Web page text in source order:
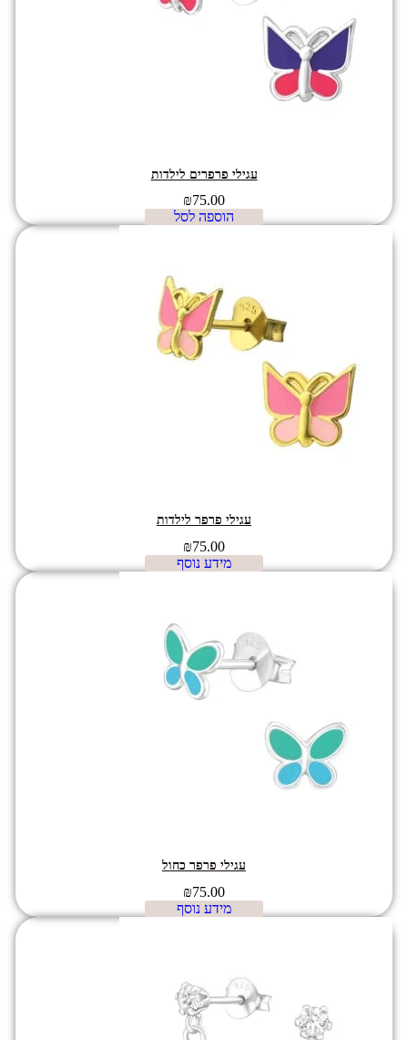
עגילי פרפרים לילדות
₪75.00
הוספה לסל
עגילי פרפר לילדות
₪75.00
מידע נוסף
עגילי פרפר כחול
₪75.00
מידע נוסף